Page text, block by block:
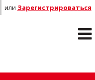
или Зарегистрироваться